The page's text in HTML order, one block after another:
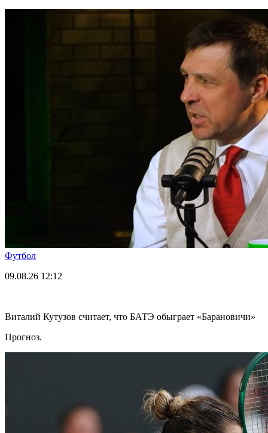
Футбол
09.08.26 12:12
Виталий Кутузов считает, что БАТЭ обыграет «Барановичи»
Прогноз.